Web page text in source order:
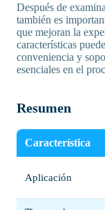
Después de
también es
que mejoran la
características
conveniencia y
esenciales en el
Resumen
Característica
Aplicación